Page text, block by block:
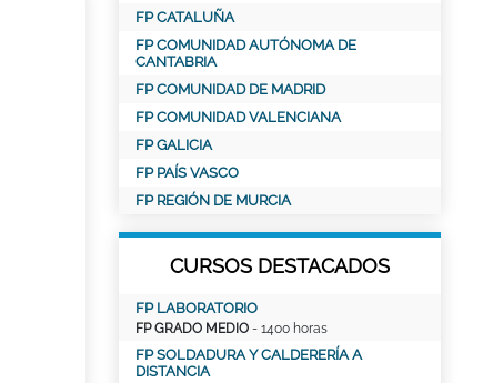
FP CATALUÑA
FP COMUNIDAD AUTÓNOMA DE
CANTABRIA
FP COMUNIDAD DE MADRID
FP COMUNIDAD VALENCIANA
FP GALICIA
FP PAÍS VASCO
FP REGIÓN DE MURCIA
CURSOS DESTACADOS
FP LABORATORIO
FP GRADO MEDIO - 1400 horas
FP SOLDADURA Y CALDERERÍA A
DISTANCIA